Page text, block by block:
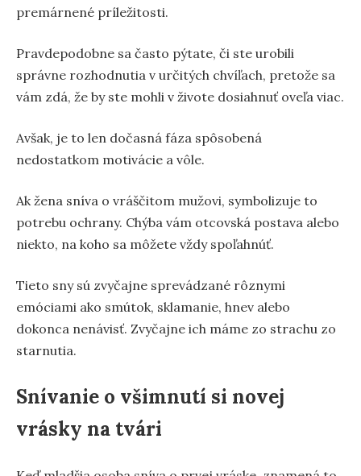
premárnené príležitosti.
Pravdepodobne sa často pýtate, či ste urobili
správne rozhodnutia v určitých chvíľach, pretože sa
vám zdá, že by ste mohli v živote dosiahnuť oveľa viac.
Avšak, je to len dočasná fáza spôsobená
nedostatkom motivácie a vôle.
Ak žena sníva o vráščitom mužovi, symbolizuje to
potrebu ochrany. Chýba vám otcovská postava alebo
niekto, na koho sa môžete vždy spoľahnúť.
Tieto sny sú zvyčajne sprevádzané rôznymi
emóciami ako smútok, sklamanie, hnev alebo
dokonca nenávisť. Zvyčajne ich máme zo strachu zo
starnutia.
Snívanie o všimnutí si novej
vrásky na tvári